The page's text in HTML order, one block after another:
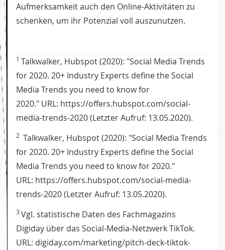
Aufmerksamkeit auch den Online-Aktivitäten zu
schenken, um ihr Potenzial voll auszunutzen.
1 Talkwalker, Hubspot (2020): "Social Media Trends
for 2020. 20+ Industry Experts define the Social
Media Trends you need to know for
2020." URL: https://offers.hubspot.com/social-
media-trends-2020 (Letzter Aufruf: 13.05.2020).
2 Talkwalker, Hubspot (2020): "Social Media Trends
for 2020. 20+ Industry Experts define the Social
Media Trends you need to know for 2020."
URL: https://offers.hubspot.com/social-media-
trends-2020 (Letzter Aufruf: 13.05.2020).
3 Vgl. statistische Daten des Fachmagazins
Digiday über das Social-Media-Netzwerk TikTok.
URL: digiday.com/marketing/pitch-deck-tiktok-